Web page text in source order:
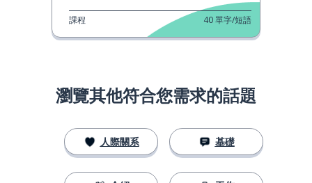
課程 40單字/短語
瀏覽其他符合您需求的話題
人際關系 基礎